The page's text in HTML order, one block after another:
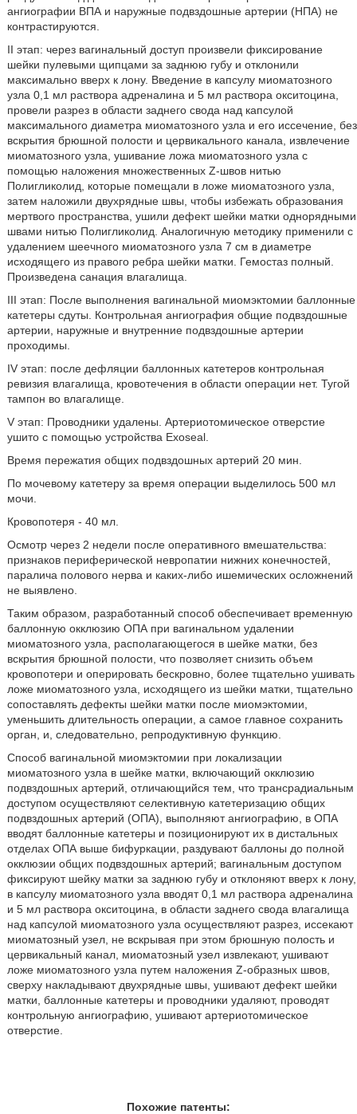
ангиографии ВПА и наружные подвздошные артерии (НПА) не
контрастируются.
II этап: через вагинальный доступ произвели фиксирование
шейки пулевыми щипцами за заднюю губу и отклонили
максимально вверх к лону. Введение в капсулу миоматозного
узла 0,1 мл раствора адреналина и 5 мл раствора окситоцина,
провели разрез в области заднего свода над капсулой
максимального диаметра миоматозного узла и его иссечение, без
вскрытия брюшной полости и цервикального канала, извлечение
миоматозного узла, ушивание ложа миоматозного узла с
помощью наложения множественных Z-швов нитью
Полигликолид, которые помещали в ложе миоматозного узла,
затем наложили двухрядные швы, чтобы избежать образования
мертвого пространства, ушили дефект шейки матки однорядными
швами нитью Полигликолид. Аналогичную методику применили с
удалением шеечного миоматозного узла 7 см в диаметре
исходящего из правого ребра шейки матки. Гемостаз полный.
Произведена санация влагалища.
III этап: После выполнения вагинальной миомэктомии баллонные
катетеры сдуты. Контрольная ангиография общие подвздошные
артерии, наружные и внутренние подвздошные артерии
проходимы.
IV этап: после дефляции баллонных катетеров контрольная
ревизия влагалища, кровотечения в области операции нет. Тугой
тампон во влагалище.
V этап: Проводники удалены. Артериотомическое отверстие
ушито с помощью устройства Exoseal.
Время пережатия общих подвздошных артерий 20 мин.
По мочевому катетеру за время операции выделилось 500 мл
мочи.
Кровопотеря - 40 мл.
Осмотр через 2 недели после оперативного вмешательства:
признаков периферической невропатии нижних конечностей,
паралича полового нерва и каких-либо ишемических осложнений
не выявлено.
Таким образом, разработанный способ обеспечивает временную
баллонную окклюзию ОПА при вагинальном удалении
миоматозного узла, располагающегося в шейке матки, без
вскрытия брюшной полости, что позволяет снизить объем
кровопотери и оперировать бескровно, более тщательно ушивать
ложе миоматозного узла, исходящего из шейки матки, тщательно
сопоставлять дефекты шейки матки после миомэктомии,
уменьшить длительность операции, а самое главное сохранить
орган, и, следовательно, репродуктивную функцию.
Способ вагинальной миомэктомии при локализации
миоматозного узла в шейке матки, включающий окклюзию
подвздошных артерий, отличающийся тем, что трансрадиальным
доступом осуществляют селективную катетеризацию общих
подвздошных артерий (ОПА), выполняют ангиографию, в ОПА
вводят баллонные катетеры и позиционируют их в дистальных
отделах ОПА выше бифуркации, раздувают баллоны до полной
окклюзии общих подвздошных артерий; вагинальным доступом
фиксируют шейку матки за заднюю губу и отклоняют вверх к лону,
в капсулу миоматозного узла вводят 0,1 мл раствора адреналина
и 5 мл раствора окситоцина, в области заднего свода влагалища
над капсулой миоматозного узла осуществляют разрез, иссекают
миоматозный узел, не вскрывая при этом брюшную полость и
цервикальный канал, миоматозный узел извлекают, ушивают
ложе миоматозного узла путем наложения Z-образных швов,
сверху накладывают двухрядные швы, ушивают дефект шейки
матки, баллонные катетеры и проводники удаляют, проводят
контрольную ангиографию, ушивают артериотомическое
отверстие.
Похожие патенты: